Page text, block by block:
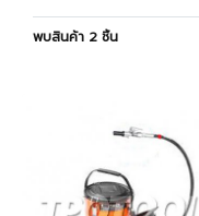
พบสินค้า 2 ชิ้น